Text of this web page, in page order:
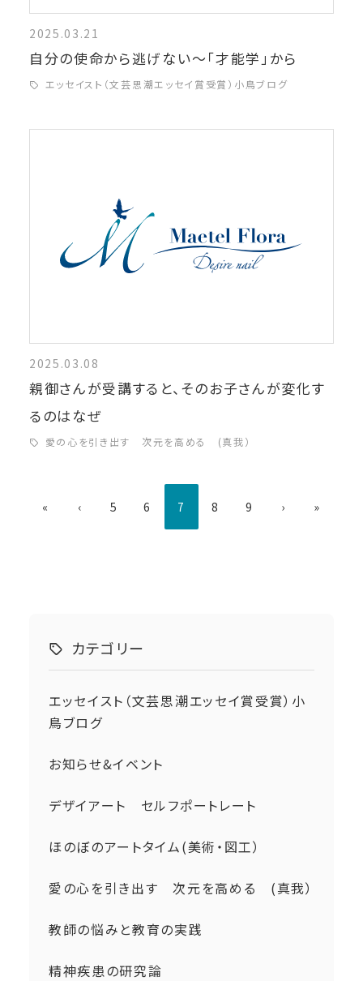
2025.03.21
自分の使命から逃げない～「才能学」から
エッセイスト（文芸思潮エッセイ賞受賞）小鳥ブログ
2025.03.08
親御さんが受講すると、そのお子さんが変化す
るのはなぜ
愛の心を引き出す 次元を高める (真我）
« ‹ 5 6 7 8 9 › »
カテゴリー
エッセイスト（文芸思潮エッセイ賞受賞）小
鳥ブログ
お知らせ&イベント
デザイアート セルフポートレート
ほのぼのアートタイム(美術・図工）
愛の心を引き出す 次元を高める (真我）
教師の悩みと教育の実践
精神疾患の研究論